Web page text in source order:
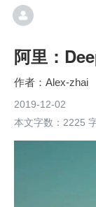
阿里：
Alex-zhai
2019-12-02
本文字数：2225